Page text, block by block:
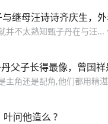
继母汪诗诗齐庆生，
并不太熟知甄子丹在与汪
父子长得最像，曾国
主角还是配角,他们都用精
问他造么 ?